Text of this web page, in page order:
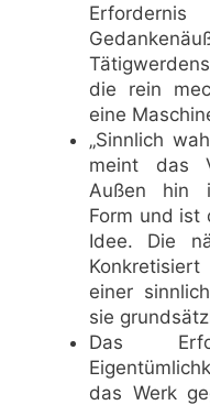
die rein
eine
„Sinnlich
meint das
Außen hin
Form und ist
Idee. Die
einer
sie
Das
das Werk